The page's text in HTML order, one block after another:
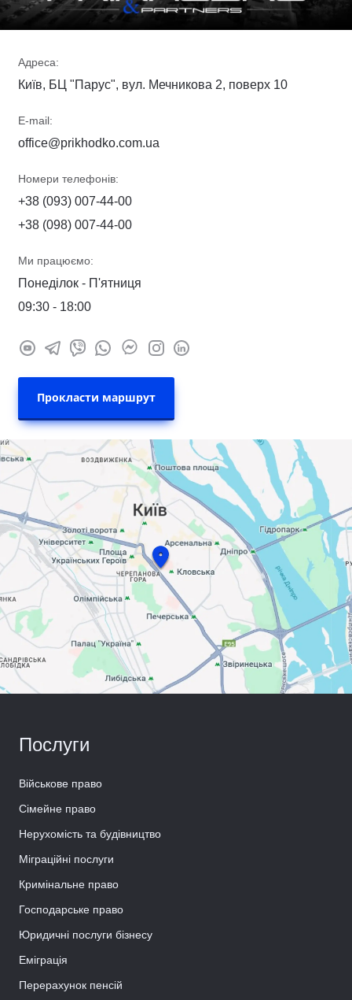
Адреса:
Київ, БЦ "Парус", вул. Мечникова 2, поверх 10
E-mail:
office@prikhodko.com.ua
Номери телефонів:
+38 (093) 007-44-00
+38 (098) 007-44-00
Ми працюємо:
Понеділок - П'ятниця
09:30 - 18:00
Прокласти маршрут
Послуги
Військове право
Сімейне право
Нерухомість та будівництво
Міграційні послуги
Кримінальне право
Господарське право
Юридичні послуги бізнесу
Еміграція
Перерахунок пенсій